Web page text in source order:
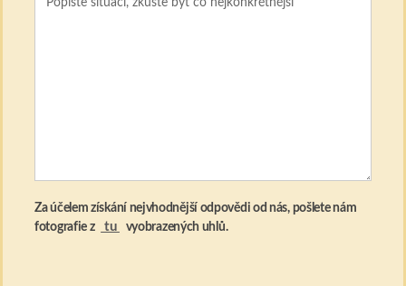
Za účelem získání nejvhodnější odpovědi od nás, pošlete nám
fotografie z
tu vyobrazených uhlů.